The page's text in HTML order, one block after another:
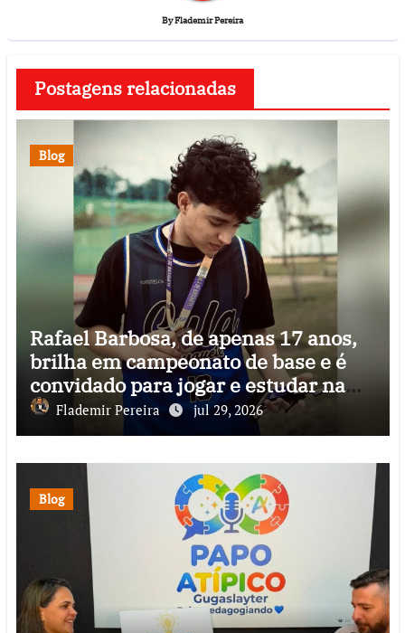
ByFlademir Pereira
Postagens relacionadas
Blog
Rafael Barbosa, de apenas 17 anos,
brilha em campeonato de base e é
convidado para jogar e estudar na
ItáliaFlademir Pereira jul 29, 2026
Blog